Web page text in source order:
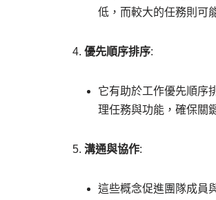
低，而較大的任務則可
優先順序排序:
它有助於工作優先順序
理任務與功能，確保關
溝通與協作:
這些概念促進團隊成員